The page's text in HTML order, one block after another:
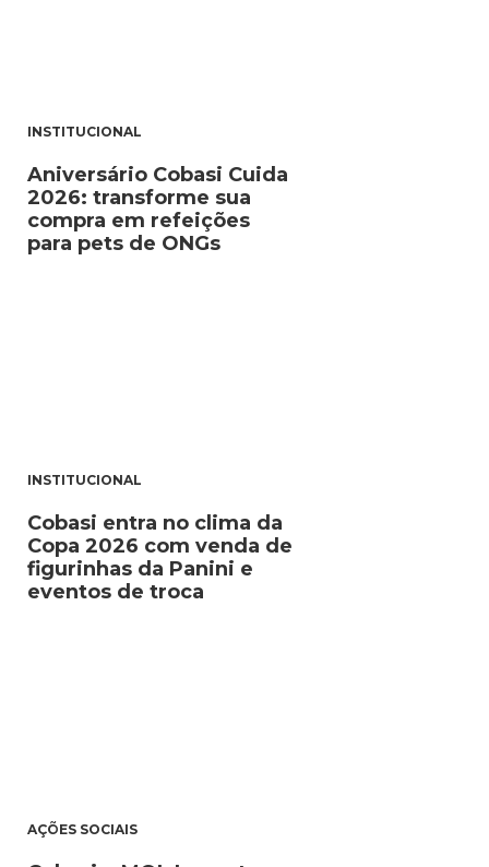
INSTITUCIONAL
Aniversário Cobasi Cuida
2026: transforme sua
compra em refeições
para pets de ONGs
INSTITUCIONAL
Cobasi entra no clima da
Copa 2026 com venda de
figurinhas da Panini e
eventos de troca
AÇÕES SOCIAIS